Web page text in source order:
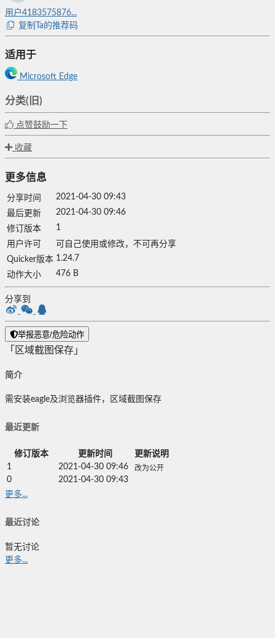
用户4183575876...
复制Ta的推荐码
适用于
Microsoft Edge
分类(旧)
点赞鼓励一下
收藏
更多信息
分享时间
2021-04-30 09:43
最后更新
2021-04-30 09:46
修订版本
1
用户许可
可自己使用或修改，不可再分享
Quicker版本 1.24.7
动作大小
476 B
分享到
举报恶意/危险动作
「区域截图保存」
简介
需安装eagle及浏览器插件，区域截图保存
最近更新
修订版本 更新时间
更新说明
1
2021-04-30 09:46 改为公开
0
2021-04-30 09:43
更多...
最近讨论
暂无讨论
更多...